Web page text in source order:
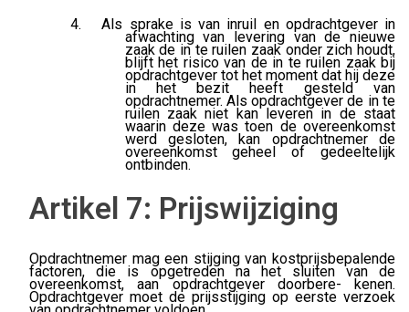
Als sprake is van inruil en opdrachtgever in
afwachting van levering van de nieuwe
zaak de in te ruilen zaak onder zich houdt,
blijft het risico van de in te ruilen zaak bij
opdrachtgever tot het moment dat hij deze
in het bezit heeft gesteld van
opdrachtnemer. Als opdrachtgever de in te
ruilen zaak niet kan leveren in de staat
waarin deze was toen de overeenkomst
werd gesloten, kan opdrachtnemer de
overeenkomst geheel of gedeeltelijk
ontbinden.
Artikel 7: Prijswijziging
Opdrachtnemer mag een stijging van kostprijsbepalende
factoren, die is opgetreden na het sluiten van de
overeenkomst, aan opdrachtgever doorbere- kenen.
Opdrachtgever moet de prijsstijging op eerste verzoek